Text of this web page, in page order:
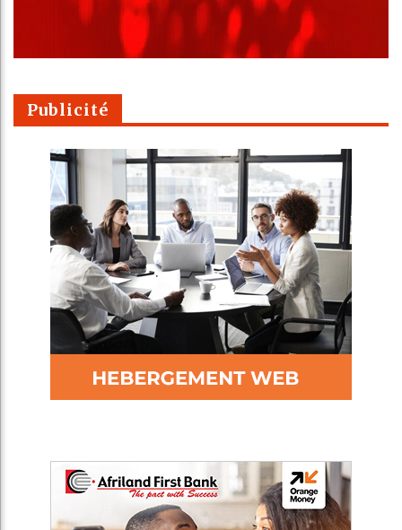
Publicité